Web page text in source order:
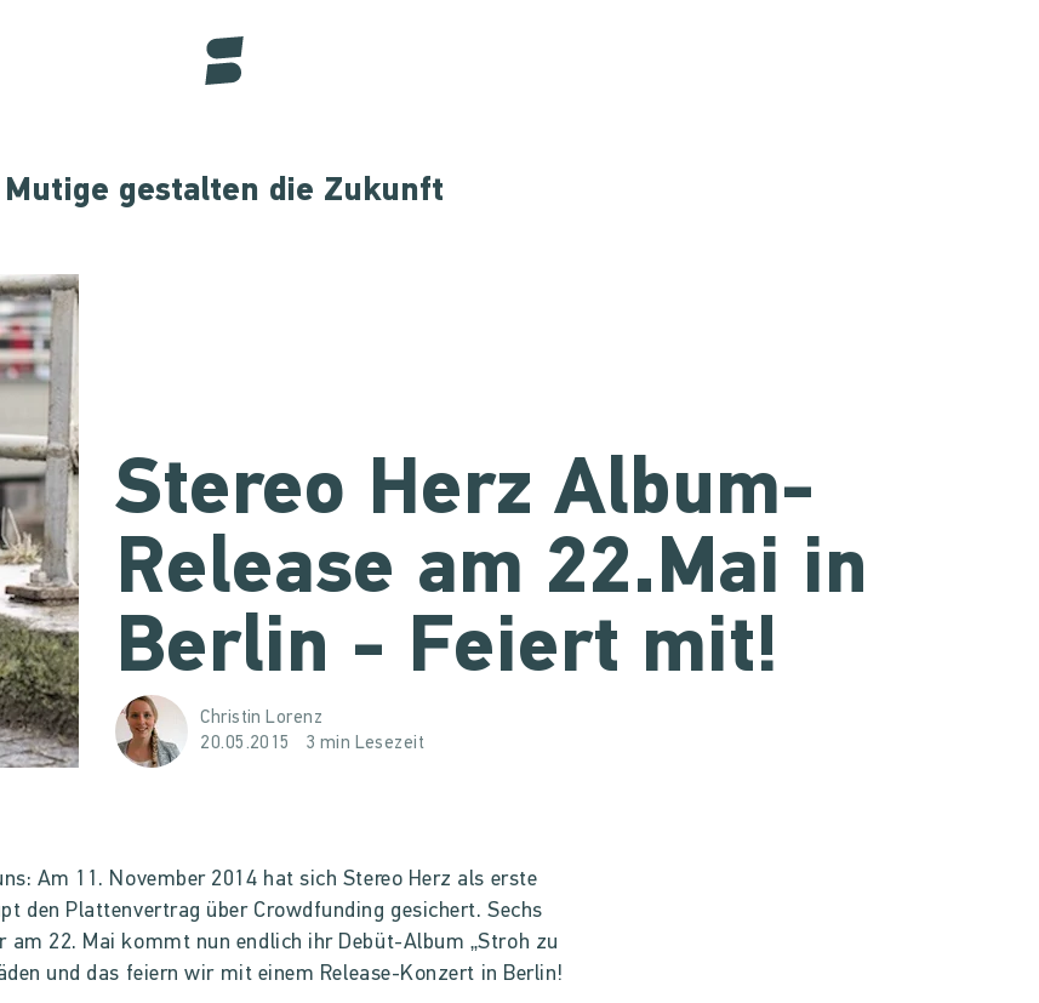
Mutige gestalten die Zukunft
Stereo Herz Album-
Release am 22.Mai in
Berlin - Feiert mit!
Christin Lorenz
20.05.2015
3 min Lesezeit
Am 11. November 2014 hat sich Stereo Herz als erste
den Plattenvertrag über Crowdfunding gesichert. Sechs
am 22. Mai kommt nun endlich ihr Debüt-Album „Stroh zu
und das feiern wir mit einem Release-Konzert in Berlin!